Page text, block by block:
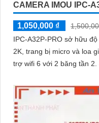
CAMERA IMOU IPC-
1,050,000 ₫
IPC-A32P-PRO sở hữu
2K, trang bị micro và loa
trợ wifi 6 với 2 băng tần